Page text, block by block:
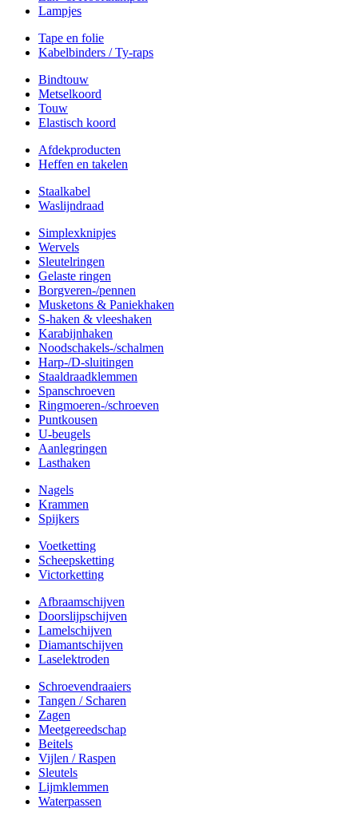
Lampjes
Tape en folie
Kabelbinders / Ty-raps
Bindtouw
Metselkoord
Touw
Elastisch koord
Afdekproducten
Heffen en takelen
Staalkabel
Waslijndraad
Simplexknipjes
Wervels
Sleutelringen
Gelaste ringen
Borgveren-/pennen
Musketons & Paniekhaken
S-haken & vleeshaken
Karabijnhaken
Noodschakels-/schalmen
Harp-/D-sluitingen
Staaldraadklemmen
Spanschroeven
Ringmoeren-/schroeven
Puntkousen
U-beugels
Aanlegringen
Lasthaken
Nagels
Krammen
Spijkers
Voetketting
Scheepsketting
Victorketting
Afbraamschijven
Doorslijpschijven
Lamelschijven
Diamantschijven
Laselektroden
Schroevendraaiers
Tangen / Scharen
Zagen
Meetgereedschap
Beitels
Vijlen / Raspen
Sleutels
Lijmklemmen
Waterpassen